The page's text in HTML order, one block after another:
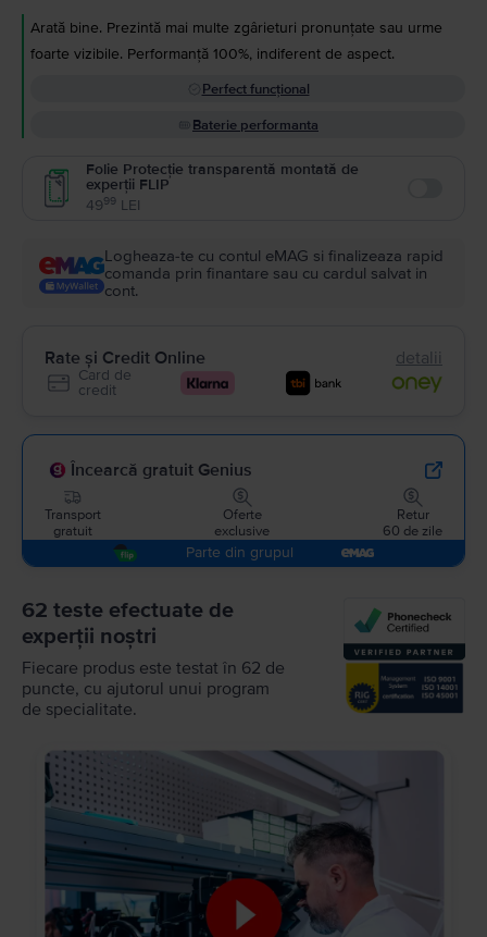
Arată bine. Prezintă mai multe zgârieturi pronunțate sau urme
foarte vizibile. Performanță 100%, indiferent de aspect.
Perfect funcțional
Baterie performanta
Folie Protecție transparentă montată de
experții FLIP
4999 LEI
Logheaza-te cu contul eMAG si finalizeaza rapid
comanda prin finantare sau cu cardul salvat in
cont.
Rate și Credit Online detalii
Card de
credit
Încearcă gratuit Genius
Transport
gratuit
Oferte
exclusive
Retur
60 de zile
Parte din grupul
62 teste efectuate de
experții noștri
Fiecare produs este testat în 62 de
puncte, cu ajutorul unui program
de specialitate.